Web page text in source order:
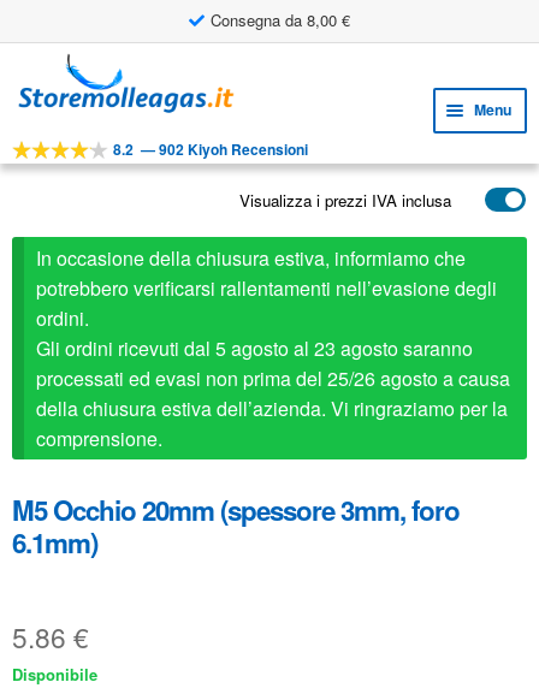
Consegna da 8,00 €
alla
al
Menu
STRUMENTI
il
menu
child
child
APPLICAZIONI
SERVIZIO CLIENTI
child
FAQ
8.2 —902 Kiyoh Recensioni
Visualizza i prezzi IVA inclusa
In occasione della chiusura estiva, informiamo che
potrebbero verificarsi rallentamenti nell’evasione degli
ordini.
Gli ordini ricevuti dal 5 agosto al 23 agosto saranno
processati ed evasi non prima del 25/26 agosto a causa
della chiusura estiva dell’azienda. Vi ringraziamo per la
comprensione.
M5 Occhio 20mm (spessore 3mm, foro
6.1mm)
5.86 €
Disponibile